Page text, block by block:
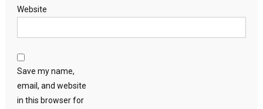
Website
Save my name,
email, and website
in this browser for